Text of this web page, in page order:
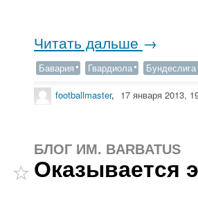
Читать дальше →
Бавария Гвардиола Бундеслига
footballmaster, 17 января 2013,
БЛОГ ИМ. BARBATUS
Оказывается